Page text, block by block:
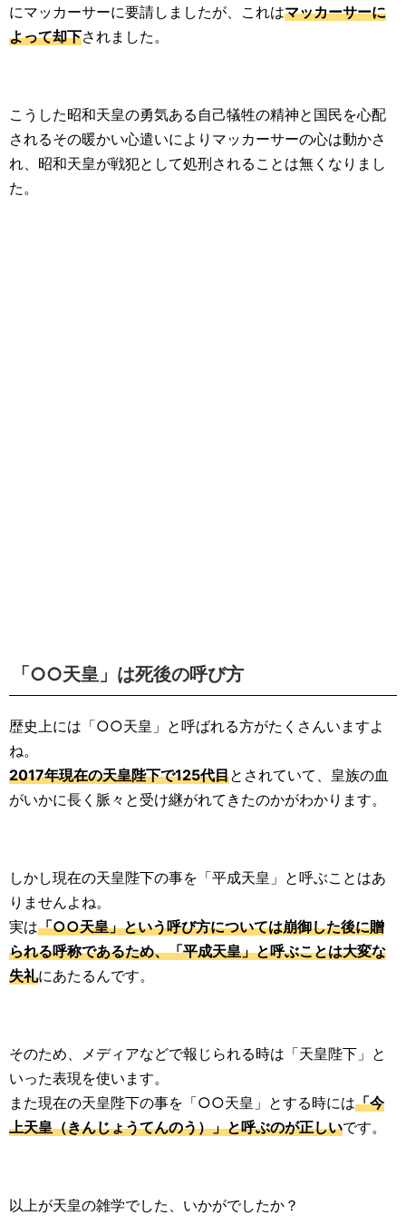
にマッカーサーに要請しましたが、これはマッカーサーに
よって却下されました。
こうした昭和天皇の勇気ある自己犠牲の精神と国民を心配
されるその暖かい心遣いによりマッカーサーの心は動かさ
れ、昭和天皇が戦犯として処刑されることは無くなりまし
た。
「○○天皇」は死後の呼び方
歴史上には「○○天皇」と呼ばれる方がたくさんいますよ
ね。
2017年現在の天皇陛下で125代目とされていて、皇族の血
がいかに長く脈々と受け継がれてきたのかがわかります。
しかし現在の天皇陛下の事を「平成天皇」と呼ぶことはあ
りませんよね。
実は「○○天皇」という呼び方については崩御した後に贈
られる呼称であるため、「平成天皇」と呼ぶことは大変な
失礼にあたるんです。
そのため、メディアなどで報じられる時は「天皇陛下」と
いった表現を使います。
また現在の天皇陛下の事を「○○天皇」とする時には「今
上天皇（きんじょうてんのう）」と呼ぶのが正しいです。
以上が天皇の雑学でした、いかがでしたか？